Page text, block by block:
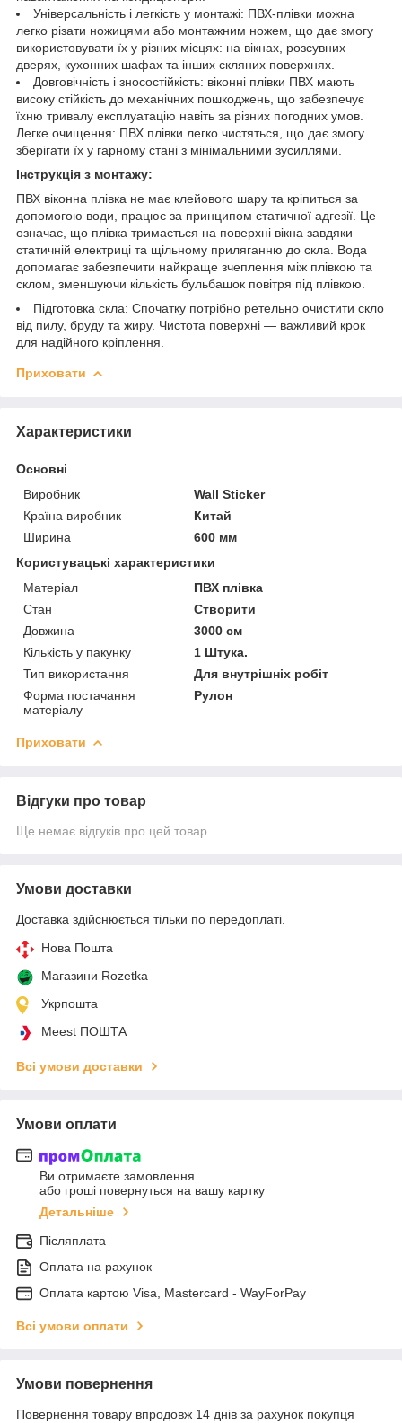
Універсальність і легкість у монтажі: ПВХ-плівки можна
легко різати ножицями або монтажним ножем, що дає змогу
використовувати їх у різних місцях: на вікнах, розсувних
дверях, кухонних шафах та інших скляних поверхнях.
Довговічність і зносостійкість: віконні плівки ПВХ мають
високу стійкість до механічних пошкоджень, що забезпечує
їхню тривалу експлуатацію навіть за різних погодних умов.
Легке очищення: ПВХ плівки легко чистяться, що дає змогу
зберігати їх у гарному стані з мінімальними зусиллями.
Інструкція з монтажу:
ПВХ віконна плівка не має клейового шару та кріпиться за
допомогою води, працює за принципом статичної адгезії. Це
означає, що плівка тримається на поверхні вікна завдяки
статичній електриці та щільному приляганню до скла. Вода
допомагає забезпечити найкраще зчеплення між плівкою та
склом, зменшуючи кількість бульбашок повітря під плівкою.
Підготовка скла: Спочатку потрібно ретельно очистити скло
від пилу, бруду та жиру. Чистота поверхні — важливий крок
для надійного кріплення.
Приховати
Характеристики
Основні
Виробник
Wall Sticker
Країна виробник
Китай
Ширина
600 мм
Користувацькі характеристики
Матеріал
ПВХ плівка
Стан
Створити
Довжина
3000 см
Кількість у пакунку
1 Штука.
Тип використання
Для внутрішніх робіт
Форма постачання
матеріалу
Рулон
Приховати
Відгуки про товар
Ще немає відгуків про цей товар
Умови доставки
Доставка здійснюється тільки по передоплаті.
Нова Пошта
Магазини Rozetka
Укрпошта
Meest ПОШТА
Всі умови доставки
Умови оплати
Ви отримаєте замовлення
або гроші повернуться на вашу картку
Детальніше
Післяплата
Оплата на рахунок
Оплата картою Visa, Mastercard - WayForPay
Всі умови оплати
Умови повернення
Повернення товару впродовж 14 днів за рахунок покупця